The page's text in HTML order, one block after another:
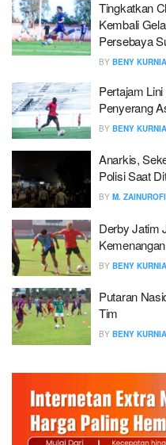
Tingkatkan
Kembali
Persebaya
BY BENY
Pertajam
Penyerang
BY BENY
Anarkis,
Polisi Saat
BY M. ZAINUROFI
Derby Jatim
BY BENY
Putaran
Tim
BY BENY